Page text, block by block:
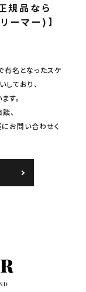
規品なら
ーマー)】
有名となったスケ
ており、
す。
、
お問い合わせく